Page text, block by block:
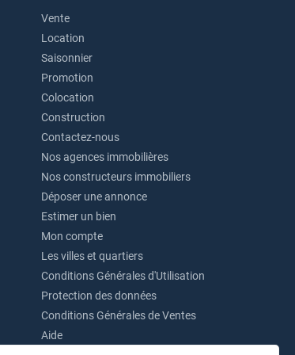
Vente
Location
Saisonnier
Promotion
Colocation
Construction
Contactez-nous
Nos agences immobilières
Nos constructeurs immobiliers
Déposer une annonce
Estimer un bien
Mon compte
Les villes et quartiers
Conditions Générales d'Utilisation
Protection des données
Conditions Générales de Ventes
Aide